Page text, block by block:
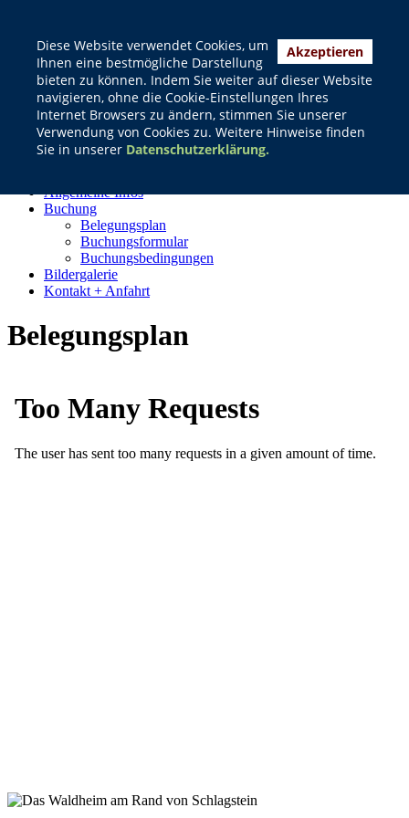
Akzeptieren
Diese Website verwendet Cookies, um
Ihnen eine bestmögliche Darstellung
bieten zu können. Indem Sie weiter auf dieser Website
navigieren, ohne die Cookie-Einstellungen Ihres
Internet Browsers zu ändern, stimmen Sie unserer
Verwendung von Cookies zu. Weitere Hinweise finden
Sie in unserer Datenschutzerklärung.
Sie sind hier:
Buchung
- Belegungsplan
Das Waldheim
Umgebung
Allgemeine Infos
Buchung
Belegungsplan
Buchungsformular
Buchungsbedingungen
Bildergalerie
Kontakt + Anfahrt
Belegungsplan